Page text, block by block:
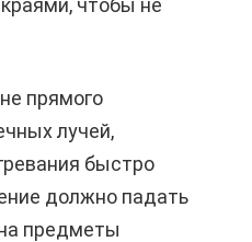
чтобы не
прямого
лучей,
быстро
должно падать
предметы